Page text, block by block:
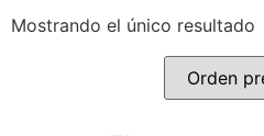
Mostrando el único resultado